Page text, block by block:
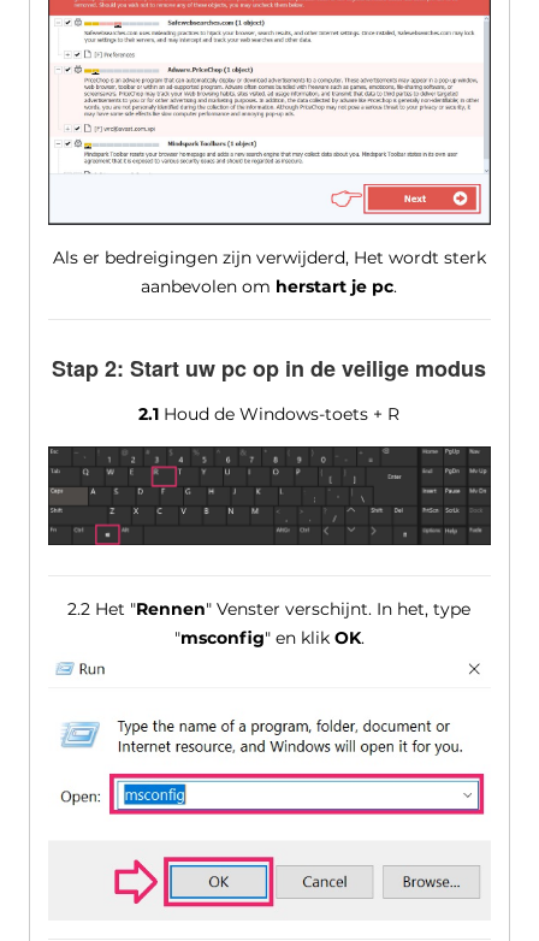
Als er bedreigingen zijn verwijderd, Het wordt sterk
aanbevolen om herstart je pc.
Stap 2: Start uw pc op in de veilige modus
2.1 Houd de Windows-toets + R
2.2 Het "Rennen" Venster verschijnt. In het, type
"msconfig" en klik OK.